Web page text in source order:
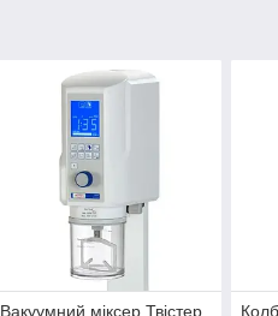
Вакуумний міксер Твістер